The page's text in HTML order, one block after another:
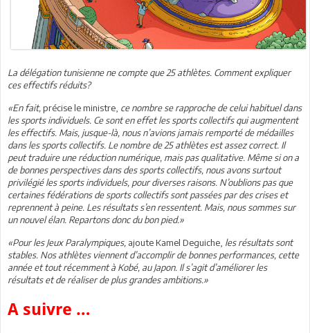
La délégation tunisienne ne compte que 25 athlètes. Comment expliquer
ces effectifs réduits?
«En fait, précise le ministre, ce nombre se rapproche de celui habituel dans
les sports individuels. Ce sont en effet les sports collectifs qui augmentent
les effectifs. Mais, jusque-là, nous n’avions jamais remporté de médailles
dans les sports collectifs. Le nombre de 25 athlètes est assez correct. Il
peut traduire une réduction numérique, mais pas qualitative. Même si on a
de bonnes perspectives dans des sports collectifs, nous avons surtout
privilégié les sports individuels, pour diverses raisons. N’oublions pas que
certaines fédérations de sports collectifs sont passées par des crises et
reprennent à peine. Les résultats s’en ressentent. Mais, nous sommes sur
un nouvel élan. Repartons donc du bon pied.»
«Pour les Jeux Paralympiques, ajoute Kamel Deguiche, les résultats sont
stables. Nos athlètes viennent d’accomplir de bonnes performances, cette
année et tout récemment à Kobé, au Japon. Il s’agit d’améliorer les
résultats et de réaliser de plus grandes ambitions.»
A suivre …